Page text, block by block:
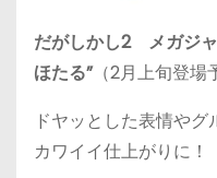
だがしかし2 メガジ
ほたる”（2月上旬登場
ドヤッとした表情や
カワイイ仕上がりに！